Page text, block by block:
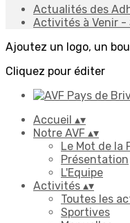
Actualités des
Activités à Venir -
Ajoutez un logo, un
Cliquez pour éditer
Accueil ▴▾
Notre AVF ▴▾
Le Mot de la
Présentation
L'Equipe
Activités ▴▾
Toutes les
Sportives